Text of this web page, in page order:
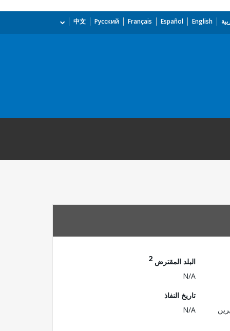
English
Español
Français
Русский
中文
البلد المقترض 2
N/A
تاريخ النفاذ
N/A